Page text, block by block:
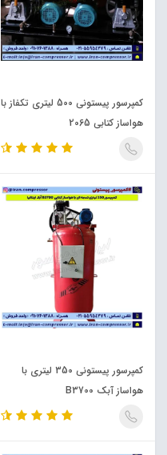
کمپرسور پیستونی 500 لیتری تکفاز با
هواساز کتابی 2065
کمپرسور پیستونی 350 لیتری با
هواساز آبک B3700